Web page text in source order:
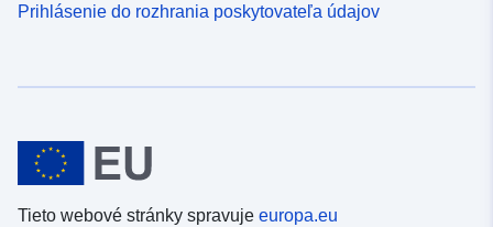
Prihlásenie do rozhrania poskytovateľa údajov
Tieto webové stránky spravuje europa.eu